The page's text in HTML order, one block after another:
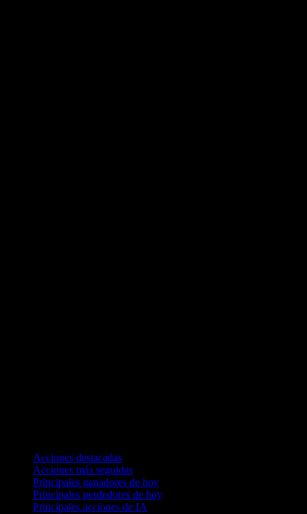
Acciones destacadas
Acciones más seguidas
Principales ganadores de hoy
Principales perdedores de hoy
Principales acciones de IA